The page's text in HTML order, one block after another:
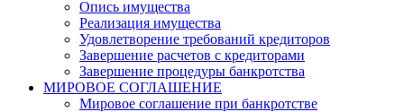
Опись имущества
Реализация имущества
Удовлетворение требований кредиторов
Завершение расчетов с кредиторами
Завершение процедуры банкротства
МИРОВОЕ СОГЛАШЕНИЕ
Мировое соглашение при банкротстве